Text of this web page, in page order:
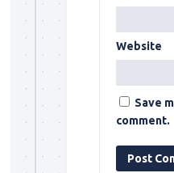
Website
Save
comment.